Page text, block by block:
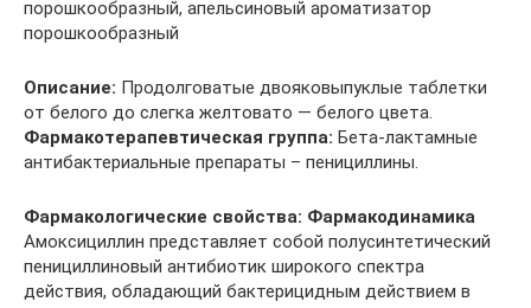
порошкообразный, апельсиновый ароматизатор
порошкообразный
Описание: Продолговатые двояковыпуклые таблетки
от белого до слегка желтовато — белого цвета.
Фармакотерапевтическая группа: Бета-лактамные
антибактериальные препараты – пенициллины.
Фармакологические свойства: Фармакодинамика
Амоксициллин представляет собой полусинтетический
пенициллиновый антибиотик широкого спектра
действия, обладающий бактерицидным действием в